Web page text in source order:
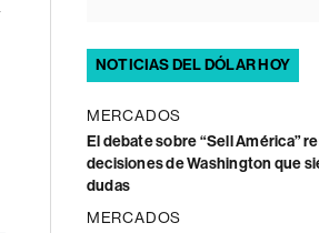
NOTICIAS DEL DÓLAR HOY
MERCADOS
El debate sobre “Sell América”
decisiones de Washington que
dudas
MERCADOS